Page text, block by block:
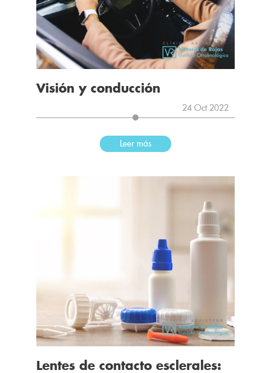
Visión y conducción
24 Oct 2022
Leer más
Lentes de contacto esclerales: